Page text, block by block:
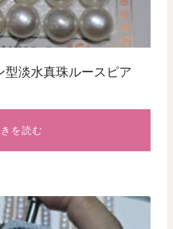
淡水真珠ルースピア
を読む